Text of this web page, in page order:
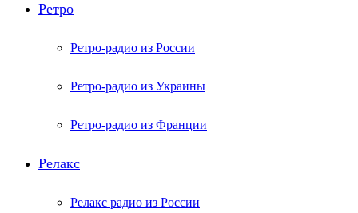
Ретро
Ретро-радио из России
Ретро-радио из Украины
Ретро-радио из Франции
Релакс
Релакс радио из России